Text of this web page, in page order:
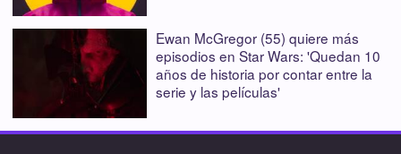
Ewan McGregor (55) quiere más
episodios en Star Wars: 'Quedan 10
años de historia por contar entre la
serie y las películas'